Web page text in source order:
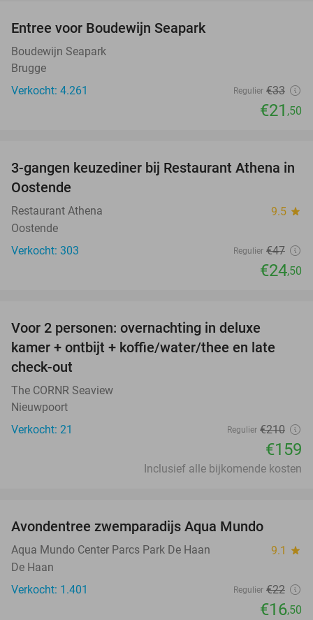
Entree voor Boudewijn Seapark
Boudewijn Seapark
Brugge
Verkocht: 4.261
Regulier €33
€21 ,50
48%
3-gangen keuzediner bij Restaurant Athena in
Oostende
Restaurant Athena 9.5 star
Oostende
Verkocht: 303
Regulier €47
€24,50
Voor 2 personen: overnachting in deluxe
kamer + ontbijt + koffie/water/thee en late
check-out
The CORNR Seaview
Nieuwpoort
Verkocht: 21
Regulier €210
€159
Inclusief alle bijkomende kosten
Avondentree zwemparadijs Aqua Mundo
Aqua Mundo Center Parcs Park De Haan 9.1 star
De Haan
Verkocht: 1.401
Regulier €22
€16,50